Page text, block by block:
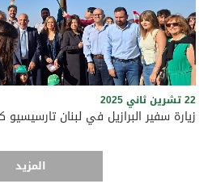
22 تشرين ثاني 2025
زيارة سفير البرازيل في لبنان تارسيسيو
المزيد